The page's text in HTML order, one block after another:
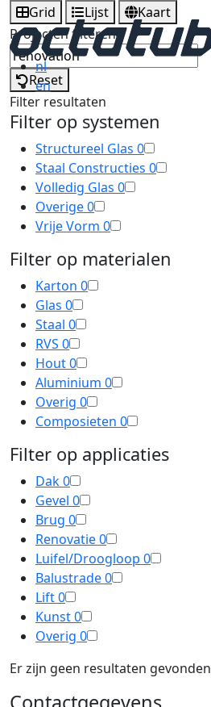
nl
en
Grid Lijst
Kaart
Projecten filteren
Reset
Filter resultaten
Filter op systemen
Structureel Glas 0
Staal Constructies 0
Volledig Glas 0
Overige0
Vrije Vorm 0
Filter op materialen
Karton 0
Glas 0
Staal 0
RVS 0
Hout0
Aluminium 0
Overig 0
Composieten 0
Filter op applicaties
Dak0
Gevel 0
Brug 0
Renovatie0
Luifel/Droogloop 0
Balustrade0
Lift0
Kunst0
Overig 0
Er zijn geen resultaten gevonden